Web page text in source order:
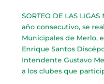
SORTEO DE LAS
año consecutivo, se
Municipales de Merlo,
Enrique Santos
Intendente Gustavo
a los clubes que